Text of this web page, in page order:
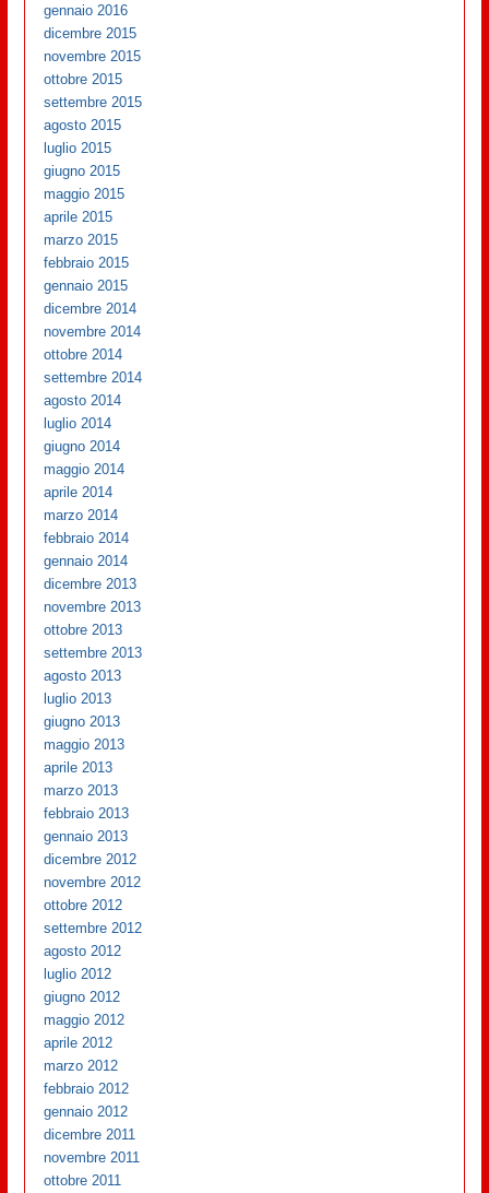
gennaio 2016
dicembre 2015
novembre 2015
ottobre 2015
settembre 2015
agosto 2015
luglio 2015
giugno 2015
maggio 2015
aprile 2015
marzo 2015
febbraio 2015
gennaio 2015
dicembre 2014
novembre 2014
ottobre 2014
settembre 2014
agosto 2014
luglio 2014
giugno 2014
maggio 2014
aprile 2014
marzo 2014
febbraio 2014
gennaio 2014
dicembre 2013
novembre 2013
ottobre 2013
settembre 2013
agosto 2013
luglio 2013
giugno 2013
maggio 2013
aprile 2013
marzo 2013
febbraio 2013
gennaio 2013
dicembre 2012
novembre 2012
ottobre 2012
settembre 2012
agosto 2012
luglio 2012
giugno 2012
maggio 2012
aprile 2012
marzo 2012
febbraio 2012
gennaio 2012
dicembre 2011
novembre 2011
ottobre 2011